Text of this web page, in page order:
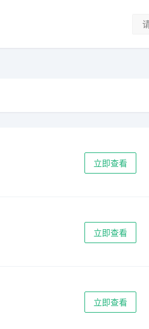
立即查看
立即查看
立即查看